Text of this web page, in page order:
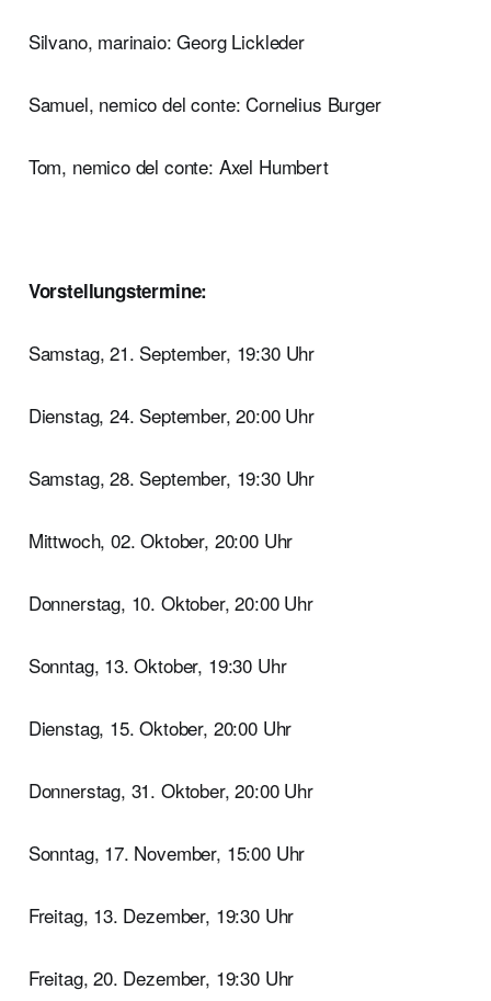
Silvano, marinaio: Georg Lickleder
Samuel, nemico del conte: Cornelius Burger
Tom, nemico del conte: Axel Humbert
Vorstellungstermine:
Samstag, 21. September, 19:30 Uhr
Dienstag, 24. September, 20:00 Uhr
Samstag, 28. September, 19:30 Uhr
Mittwoch, 02. Oktober, 20:00 Uhr
Donnerstag, 10. Oktober, 20:00 Uhr
Sonntag, 13. Oktober, 19:30 Uhr
Dienstag, 15. Oktober, 20:00 Uhr
Donnerstag, 31. Oktober, 20:00 Uhr
Sonntag, 17. November, 15:00 Uhr
Freitag, 13. Dezember, 19:30 Uhr
Freitag, 20. Dezember, 19:30 Uhr